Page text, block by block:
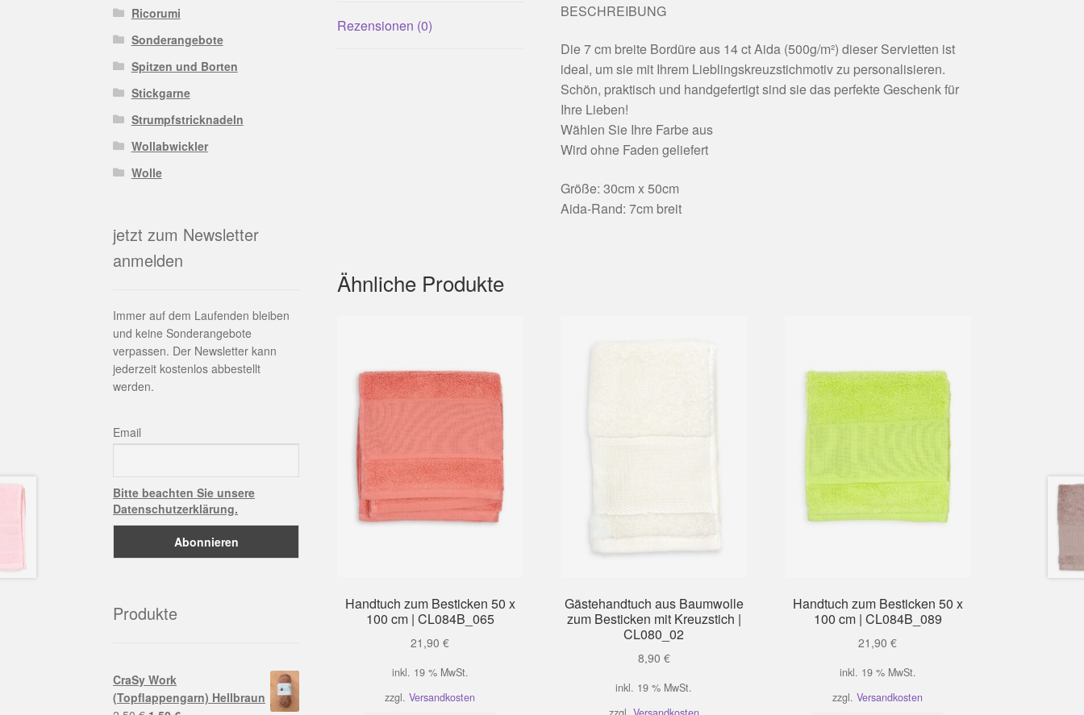
Rezensionen (0)
BESCHREIBUNG
Die 7 cm breite Bordüre aus 14 ct Aida (500g/m²) dieser Servietten ist
ideal, um sie mit Ihrem Lieblingskreuzstichmotiv zu personalisieren.
Schön, praktisch und handgefertigt sind sie das perfekte Geschenk für
Ihre Lieben!
Wählen Sie Ihre Farbe aus
Wird ohne Faden geliefert
Größe: 30cm x 50cm
Aida-Rand: 7cm breit
Ähnliche Produkte
Handtuch zum Besticken 50 x
100 cm | CL084B_065
21,90€
inkl. 19 % MwSt.
zzgl.Versandkosten
Gästehandtuch aus Baumwolle
zum Besticken mit Kreuzstich |
CL080_02
8,90 €
inkl. 19 % MwSt.
Handtuch zum Besticken 50 x
100 cm | CL084B_089
21,90€
inkl. 19 % MwSt.
zzgl.Versandkosten
Ricorumi
Sonderangebote
Spitzen und Borten
Stickgarne
Strumpfstricknadeln
Wollabwickler
Wolle
jetzt zum Newsletter
anmelden
Immer auf dem Laufenden bleiben
und keine Sonderangebote
verpassen. Der Newsletter kann
jederzeit kostenlos abbestellt
werden.
Email
Bitte beachten Sie unsere
Datenschutzerklärung.
Produkte
CraSy Work
(Topflappengarn) Hellbraun